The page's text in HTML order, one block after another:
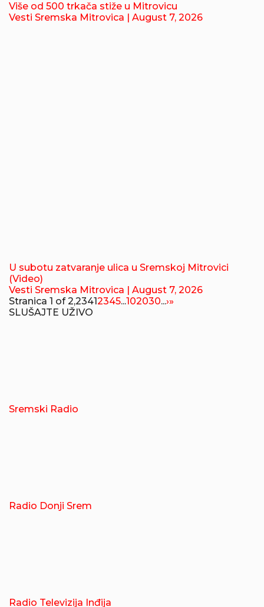
Više od 500 trkača stiže u Mitrovicu
Vesti Sremska Mitrovica | August 7, 2026
U subotu zatvaranje ulica u Sremskoj Mitrovici
(Video)
Vesti Sremska Mitrovica | August 7, 2026
Stranica 1 of 2,23412345...102030...›»
SLUŠAJTE UŽIVO
Sremski Radio
Radio Donji Srem
Radio Televizija Inđija